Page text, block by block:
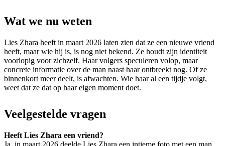
Wat we nu weten
Lies Zhara heeft in maart 2026 laten zien dat ze een nieuwe vriend
heeft, maar wie hij is, is nog niet bekend. Ze houdt zijn identiteit
voorlopig voor zichzelf. Haar volgers speculeren volop, maar
concrete informatie over de man naast haar ontbreekt nog. Of ze
binnenkort meer deelt, is afwachten. Wie haar al een tijdje volgt,
weet dat ze dat op haar eigen moment doet.
Veelgestelde vragen
Heeft Lies Zhara een vriend?